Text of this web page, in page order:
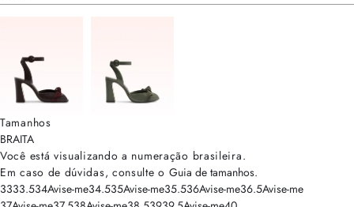
Tamanhos
BRAITA
Você está visualizando a numeração brasileira.
Em caso de dúvidas, consulte o Guia de tamanhos.
3333.534Avise-me34.535Avise-me35.536Avise-me36.5Avise-me